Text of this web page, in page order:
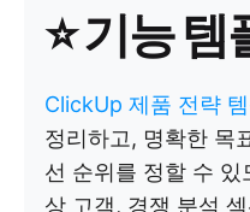
⭐ 기능 템
ClickUp 제품 전략
정리하고, 명확한 목
선 순위를 정할 수 있
상 고객, 경쟁 분석